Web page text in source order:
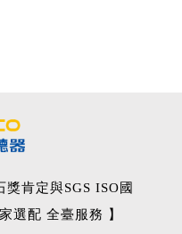
獎肯定與SGS ISO國
選配 全臺服務 】